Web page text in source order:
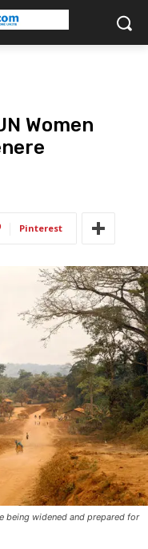
Women
Pinterest
being widened and prepared for